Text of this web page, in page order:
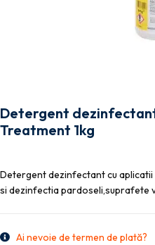
Detergent
Treatment 1kg
Detergent dezinfectant cu
si dezinfectia pardoseli,suprafete
Ai nevoie de termen de plată?